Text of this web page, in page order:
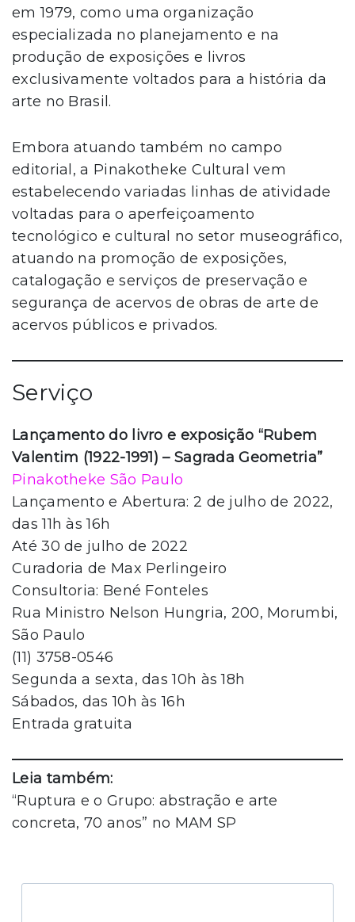
em 1979, como uma organização
especializada no planejamento e na
produção de exposições e livros
exclusivamente voltados para a história da
arte no Brasil.
Embora atuando também no campo
editorial, a Pinakotheke Cultural vem
estabelecendo variadas linhas de atividade
voltadas para o aperfeiçoamento
tecnológico e cultural no setor museográfico,
atuando na promoção de exposições,
catalogação e serviços de preservação e
segurança de acervos de obras de arte de
acervos públicos e privados.
Serviço
Lançamento do livro e exposição “Rubem
Valentim (1922-1991) – Sagrada Geometria”
Pinakotheke São Paulo
Lançamento e Abertura: 2 de julho de 2022,
das 11h às 16h
Até 30 de julho de 2022
Curadoria de Max Perlingeiro
Consultoria: Bené Fonteles
Rua Ministro Nelson Hungria, 200, Morumbi,
São Paulo
(11) 3758-0546
Segunda a sexta, das 10h às 18h
Sábados, das 10h às 16h
Entrada gratuita
Leia também:
“Ruptura e o Grupo: abstração e arte
concreta, 70 anos” no MAM SP